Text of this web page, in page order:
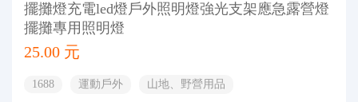
擺攤燈充電led燈戶外照明燈強光支架應急露營燈
擺攤專用照明燈
25.00 元
1688 運動戶外 山地、野營用品